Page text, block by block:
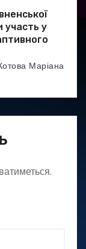
участь у
Маріана